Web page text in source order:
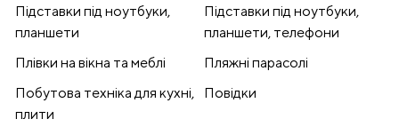
Підставки під ноутбуки,
планшети
Підставки під ноутбуки,
планшети, телефони
Плівки на вікна та меблі
Пляжні парасолі
Побутова техніка для кухні,
плити
Повідки